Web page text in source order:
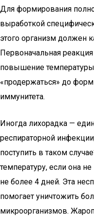
Для формирования
выработкой
этого организм должен
Первоначальная
повышение
«продержаться» до
иммунитета.
Иногда лихорадка —
респираторной
поступить в таком
температуру, если она
не более 4 дней. Эта
помогает уничтожить
микроорганизмов.